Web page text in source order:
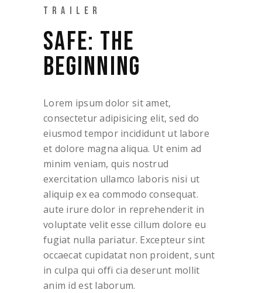
TRAILER
SAFE: THE
BEGINNING
Lorem ipsum dolor sit amet,
consectetur adipisicing elit, sed do
eiusmod tempor incididunt ut labore
et dolore magna aliqua. Ut enim ad
minim veniam, quis nostrud
exercitation ullamco laboris nisi ut
aliquip ex ea commodo consequat.
aute irure dolor in reprehenderit in
voluptate velit esse cillum dolore eu
fugiat nulla pariatur. Excepteur sint
occaecat cupidatat non proident, sunt
in culpa qui offi cia deserunt mollit
anim id est laborum.